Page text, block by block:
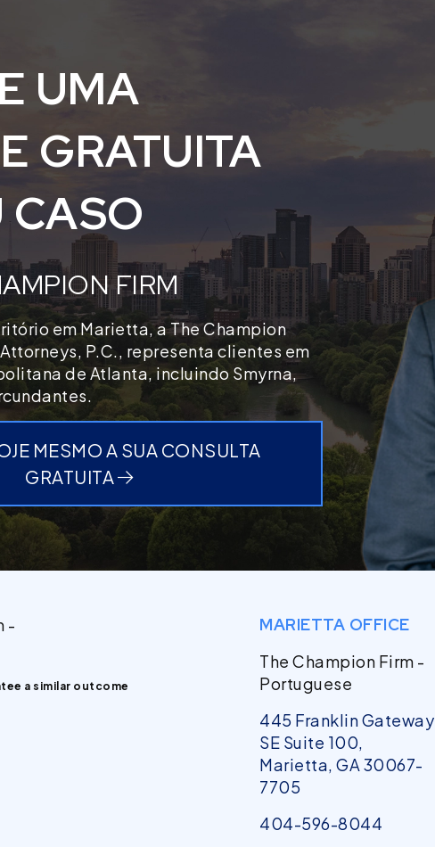
UMA
GRATUITA
CASO
FIRM
em Marietta, a The Champion
P.C., representa clientes em
de Atlanta, incluindo Smyrna,
MESMO A SUA CONSULTA
GRATUITA
a similar outcome
MARIETTA OFFICE
The Champion Firm -
Portuguese
445 Franklin Gateway
SE Suite 100,
Marietta, GA 30067-
7705
404-596-8044